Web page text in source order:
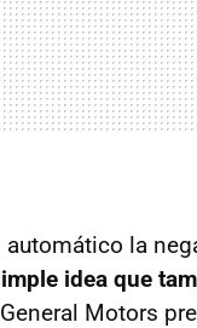
la
idea que
Motors